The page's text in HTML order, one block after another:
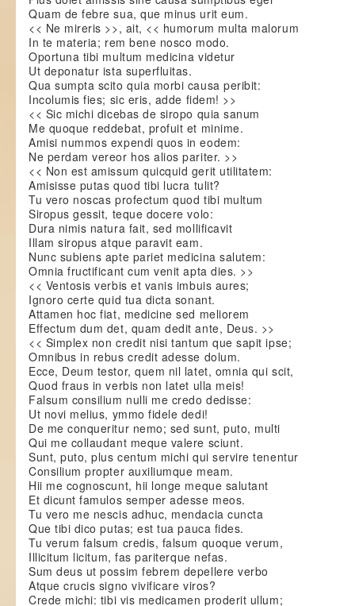
Quam de febre sua, que minus urit eum.
<< Ne mireris >>, ait, << humorum multa malorum
In te materia; rem bene nosco modo.
Oportuna tibi multum medicina videtur
Ut deponatur ista superfluitas.
Qua sumpta scito quia morbi causa peribit:
Incolumis fies; sic eris, adde fidem! >>
<< Sic michi dicebas de siropo quia sanum
Me quoque reddebat, profuit et minime.
Amisi nummos expendi quos in eodem:
Ne perdam vereor hos alios pariter. >>
<< Non est amissum quicquid gerit utilitatem:
Amisisse putas quod tibi lucra tulit?
Tu vero noscas profectum quod tibi multum
Siropus gessit, teque docere volo:
Dura nimis natura fait, sed mollificavit
Illam siropus atque paravit eam.
Nunc subiens apte pariet medicina salutem:
Omnia fructificant cum venit apta dies. >>
<< Ventosis verbis et vanis imbuis aures;
Ignoro certe quid tua dicta sonant.
Attamen hoc fiat, medicine sed meliorem
Effectum dum det, quam dedit ante, Deus. >>
<< Simplex non credit nisi tantum que sapit ipse;
Omnibus in rebus credit adesse dolum.
Ecce, Deum testor, quem nil latet, omnia qui scit,
Quod fraus in verbis non latet ulla meis!
Falsum consilium nulli me credo dedisse:
Ut novi melius, ymmo fidele dedi!
De me conqueritur nemo; sed sunt, puto, multi
Qui me collaudant meque valere sciunt.
Sunt, puto, plus centum michi qui servire tenentur
Consilium propter auxiliumque meam.
Hii me cognoscunt, hii longe meque salutant
Et dicunt famulos semper adesse meos.
Tu vero me nescis adhuc, mendacia cuncta
Que tibi dico putas; est tua pauca fides.
Tu verum falsum credis, falsum quoque verum,
Illicitum licitum, fas pariterque nefas.
Sum deus ut possim febrem depellere verbo
Atque crucis signo vivificare viros?
Crede michi: tibi vis medicamen proderit ullum;